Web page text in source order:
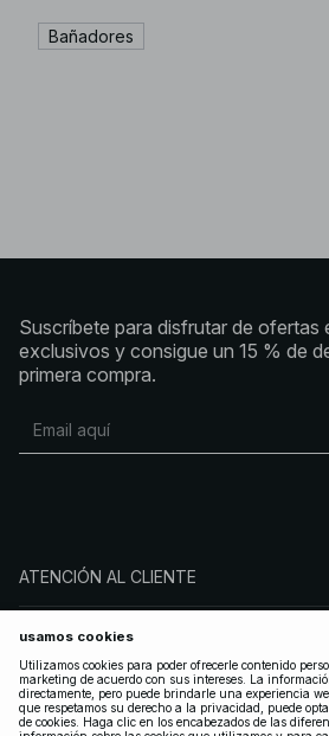
Bañadores
Suscríbete para disfrutar de ofertas
exclusivos y consigue un 15 % de
primera compra.
ATENCIÓN AL CLIENTE
SOBRE NA-KD
SÍGUENOS